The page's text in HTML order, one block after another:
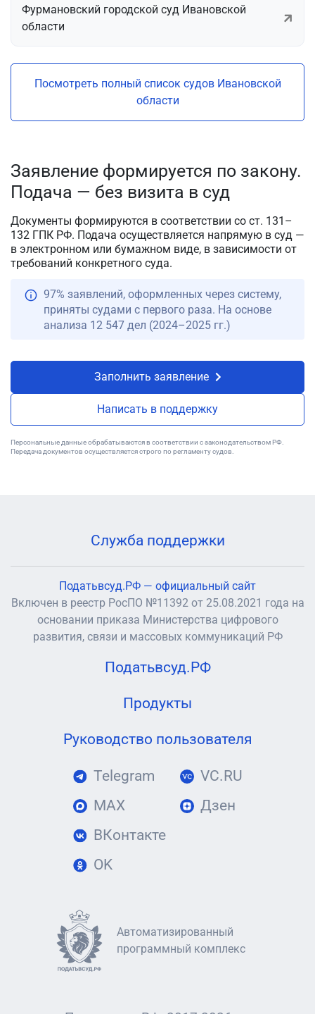
Фурмановский городской суд Ивановской
области
Посмотреть полный список судов Ивановской
области
Заявление формируется по закону.
Подача — без визита в суд
Документы формируются в соответствии со ст. 131–
132 ГПК РФ. Подача осуществляется напрямую в суд —
в электронном или бумажном виде, в зависимости от
требований конкретного суда.
97% заявлений, оформленных через систему,
приняты судами с первого раза. На основе
анализа 12 547 дел (2024–2025 гг.)
Заполнить заявление
Написать в поддержку
Персональные данные обрабатываются в соответствии с законодательством РФ.
Передача документов осуществляется строго по регламенту судов.
Служба поддержки
Податьвсуд.РФ — официальный сайт
Включен в реестр РосПО №11392 от 25.08.2021 года на
основании приказа Министерства цифрового
развития, связи и массовых коммуникаций РФ
Податьвсуд.РФ
Продукты
Руководство пользователя
Telegram
MAX
ВКонтакте
OK
VC.RU
Дзен
Автоматизированный
программный комплекс